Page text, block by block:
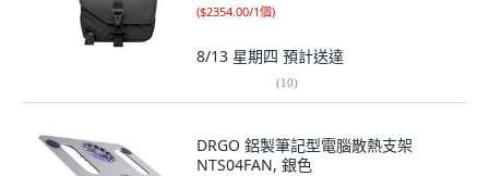
($2354.00/1個)
8/13 星期四 預計送達
(10)
DRGO 鋁製筆記型電腦散熱支架
NTS04FAN, 銀色